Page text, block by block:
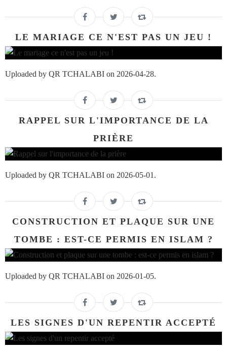
LE MARIAGE CE N'EST PAS UN JEU !
Uploaded by QR TCHALABI on 2026-04-28.
RAPPEL SUR L'IMPORTANCE DE LA
PRIÈRE
Uploaded by QR TCHALABI on 2026-05-01.
CONSTRUCTION ET PLAQUE SUR UNE
TOMBE : EST-CE PERMIS EN ISLAM ?
Uploaded by QR TCHALABI on 2026-01-05.
LES SIGNES D'UN REPENTIR ACCEPTÉ